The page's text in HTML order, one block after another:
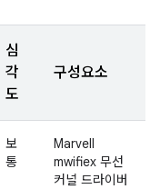
심
각
도
구성요소
보
통
Marvell
mwifiex 무선
커널 드라이버